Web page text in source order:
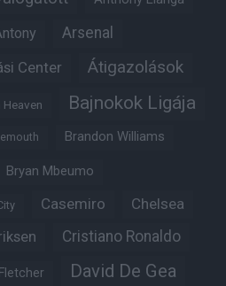
Arsenal
Center Átigazolások
Heaven Bajnokok Ligája
Brandon Williams
Bryan Mbeumo
Casemiro Chelsea
Cristiano Ronaldo
David De Gea